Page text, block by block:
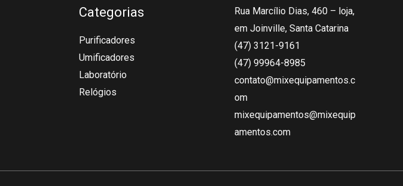
Categorias
Purificadores
Umificadores
Laboratório
Relógios
Rua Marcílio Dias, 460 – loja,
em Joinville, Santa Catarina
(47) 3121-9161
(47) 99964-8985
contato@mixequipamentos.c
om
mixequipamentos@mixequip
amentos.com